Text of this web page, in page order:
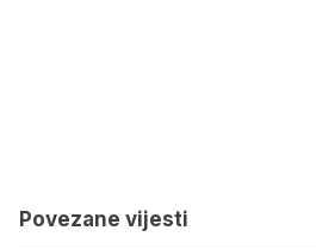
Povezane vijesti